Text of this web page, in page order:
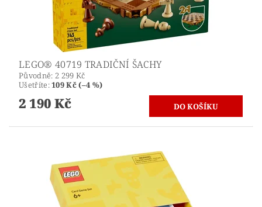
LEGO® 40719 TRADIČNÍ ŠACHY
Původně: 2 299 Kč
Ušetříte:109 Kč (–4 %)
2 190 Kč